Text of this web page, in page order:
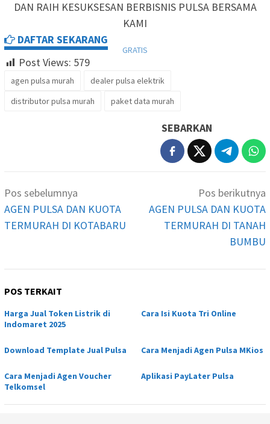
DAN RAIH KESUKSESAN BERBISNIS PULSA BERSAMA
KAMI
DAFTAR SEKARANG
GRATIS
Post Views: 579
agen pulsa murah
dealer pulsa elektrik
distributor pulsa murah
paket data murah
SEBARKAN
Navigasi
pos
Pos sebelumnya
AGEN PULSA DAN KUOTA
TERMURAH DI KOTABARU
Pos berikutnya
AGEN PULSA DAN KUOTA
TERMURAH DI TANAH
BUMBU
POS TERKAIT
Harga Jual Token Listrik di
Indomaret 2025
Cara Isi Kuota Tri Online
Download Template Jual Pulsa Cara Menjadi Agen Pulsa MKios
Cara Menjadi Agen Voucher
Telkomsel
Aplikasi PayLater Pulsa